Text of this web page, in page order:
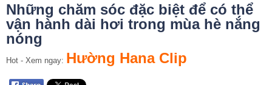
Những chăm sóc đặc biệt để có thể
vận hành dài hơi trong mùa hè nắng
nóng
Hot - Xem ngay: Hường Hana Clip